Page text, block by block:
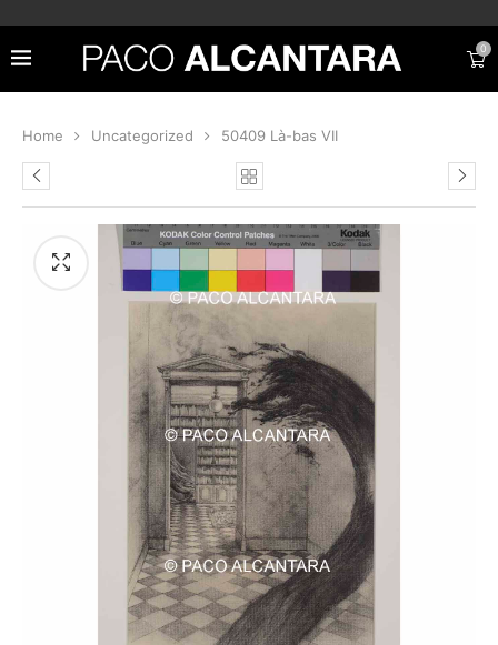
0
Home Uncategorized 50409 Là-bas VII